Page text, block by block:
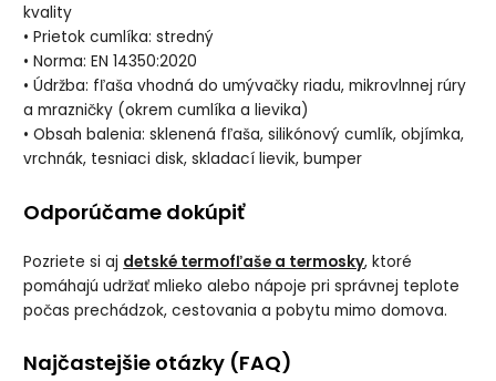
kvality
• Prietok cumlíka: stredný
• Norma: EN 14350:2020
• Údržba: fľaša vhodná do umývačky riadu, mikrovlnnej rúry
a mrazničky (okrem cumlíka a lievika)
• Obsah balenia: sklenená fľaša, silikónový cumlík, objímka,
vrchnák, tesniaci disk, skladací lievik, bumper
Odporúčame dokúpiť
Pozriete si aj detské termofľaše a termosky, ktoré
pomáhajú udržať mlieko alebo nápoje pri správnej teplote
počas prechádzok, cestovania a pobytu mimo domova.
Najčastejšie otázky (FAQ)